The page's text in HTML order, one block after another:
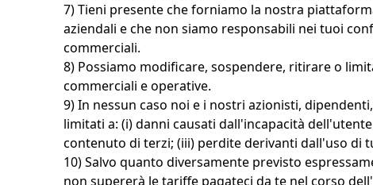
7) Tieni presente che forniamo la nostra
aziendali e che non siamo responsabili nei tuoi
commerciali.
8) Possiamo modificare, sospendere, ritirare o
commerciali e operative.
9) In nessun caso noi e i nostri azionisti,
limitati a: (i) danni causati dall'incapacità
contenuto di terzi; (iii) perdite derivanti dall'uso
10) Salvo quanto diversamente previsto
non supererà le tariffe pagateci da te nel corso